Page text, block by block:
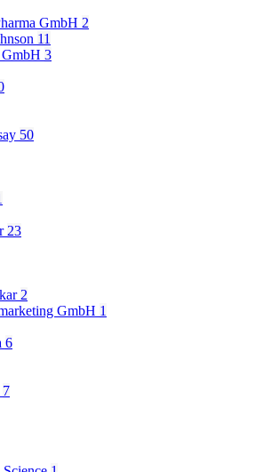
GmbH 2
11
3
50
23
2
GmbH 1
6
7